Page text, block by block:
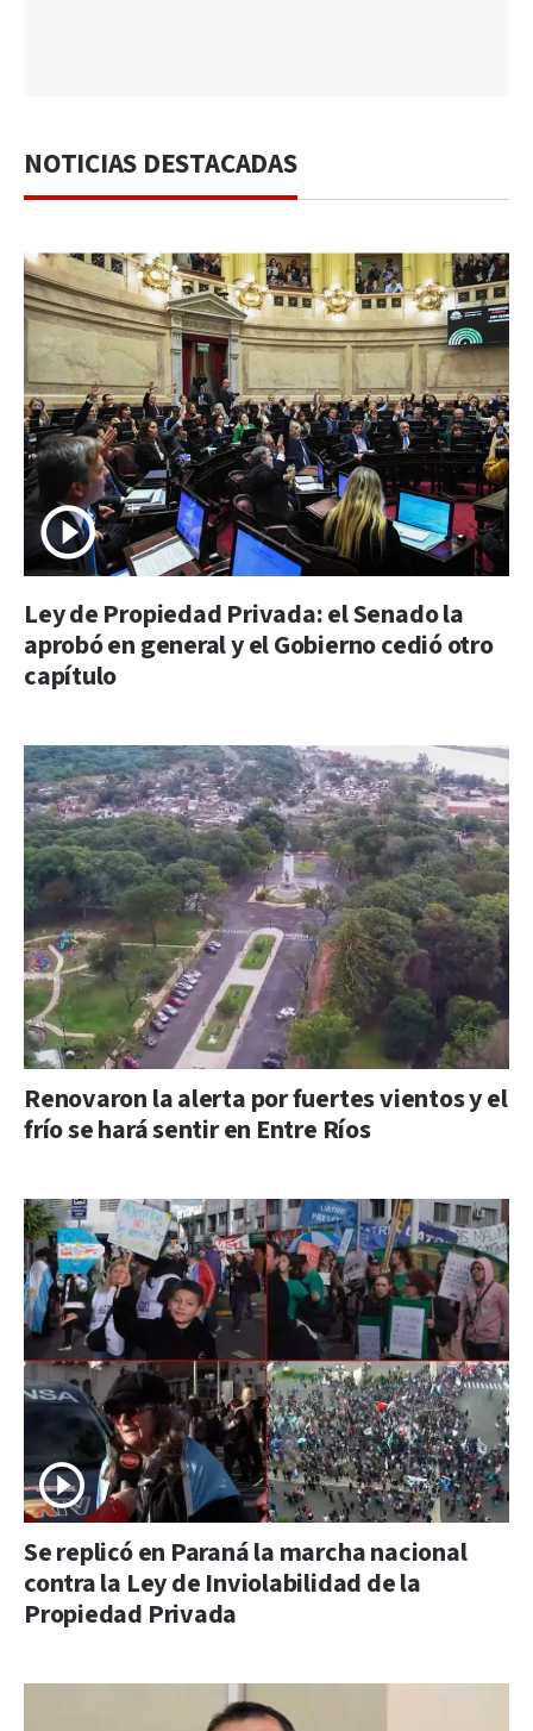
NOTICIAS DESTACADAS
Ley de Propiedad Privada: el Senado la
aprobó en general y el Gobierno cedió otro
capítulo
Renovaron la alerta por fuertes vientos y el
frío se hará sentir en Entre Ríos
Se replicó en Paraná la marcha nacional
contra la Ley de Inviolabilidad de la
Propiedad Privada